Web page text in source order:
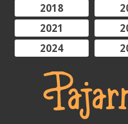
2018
2021
2024